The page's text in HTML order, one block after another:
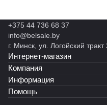
+375 44 736 68 37
info@belsale.by
г. Минск, ул. Логойский тракт
Интернет-магазин
Компания
Информация
Помощь